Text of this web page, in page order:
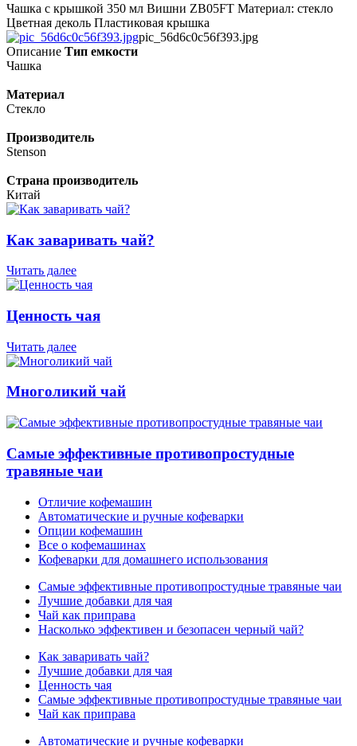
Чашка с крышкой 350 мл Вишни ZB05FT Материал: стекло
Цветная деколь Пластиковая крышка
pic_56d6c0c56f393.jpg
Описание Тип емкости
Чашка
Материал
Стекло
Производитель
Stenson
Страна производитель
Китай
Как заваривать чай?
Читать далее
Ценность чая
Читать далее
Многоликий чай
Самые эффективные противопростудные
травяные чаи
Отличие кофемашин
Автоматические и ручные кофеварки
Опции кофемашин
Все о кофемашинах
Кофеварки для домашнего использования
Самые эффективные противопростудные травяные чаи
Лучшие добавки для чая
Чай как приправа
Насколько эффективен и безопасен черный чай?
Как заваривать чай?
Лучшие добавки для чая
Ценность чая
Самые эффективные противопростудные травяные чаи
Чай как приправа
Автоматические и ручные кофеварки